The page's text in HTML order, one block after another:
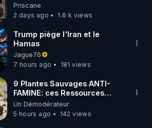
une étrange découverte
Priscane
2 days ago
1.6 k views
Trump piège l'Iran et le
Hamas
Jague76
7 hours ago
181 views
9 Plantes Sauvages ANTI-
FAMINE: ces Ressources
JARDIN&des Haies
Un Démodérateur
5 hours ago
142 views